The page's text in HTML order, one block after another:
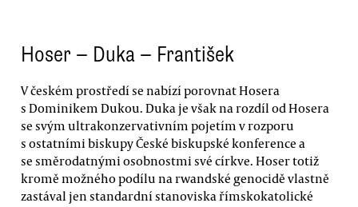
Hoser — Duka — František
V českém prostředí se nabízí porovnat Hosera
s Dominikem Dukou. Duka je však na rozdíl od Hosera
se svým ultrakonzervativním pojetím v rozporu
s ostatními biskupy České biskupské konference a
se směrodatnými osobnostmi své církve. Hoser totiž
kromě možného podílu na rwandské genocidě vlastně
zastával jen standardní stanoviska římskokatolické